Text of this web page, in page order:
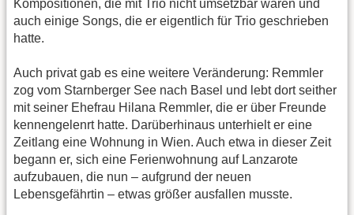
Kompositionen, die mit Trio nicht umsetzbar waren und
auch einige Songs, die er eigentlich für Trio geschrieben
hatte.
Auch privat gab es eine weitere Veränderung: Remmler
zog vom Starnberger See nach Basel und lebt dort seither
mit seiner Ehefrau Hilana Remmler, die er über Freunde
kennengelenrt hatte. Darüberhinaus unterhielt er eine
Zeitlang eine Wohnung in Wien. Auch etwa in dieser Zeit
begann er, sich eine Ferienwohnung auf Lanzarote
aufzubauen, die nun – aufgrund der neuen
Lebensgefährtin – etwas größer ausfallen musste.